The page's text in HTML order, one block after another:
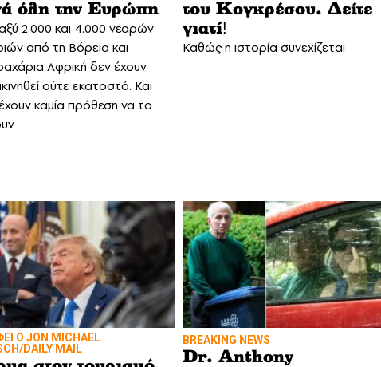
όλη την Ευρώπη
2.000 και 4.000 νεαρών
από τη Βόρεια και
Αφρική δεν έχουν
ούτε εκατοστό. Και
καμία πρόθεση να το
του Κογκρέσου. Δείτε
γιατί!
Καθώς η ιστορία συνεχίζεται
Ο JON MICHAEL
DAILY MAIL
BREAKING NEWS
Dr. Anthony